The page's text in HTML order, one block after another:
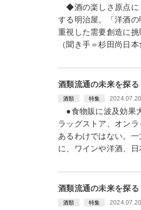
◆酒の楽しさ原点に
する明治屋。「洋酒
重視した需要創造に挑
（聞き手＝杉田尚日
酒類流通の未来を探
酒類 特集 2024.07.20
●食物販に波及効果
ラッグストア、オン
あるわけではない。
に、ワインや洋酒、
酒類流通の未来を探
酒類 特集 2024.07.20